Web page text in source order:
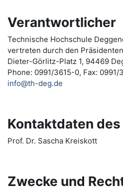
Verantwortlicher
Technische Hochschule
vertreten durch den
Dieter-Görlitz-Platz 1, 94469
Phone: 0991/3615-0, Fax: 0991/
info@th-deg.de
Kontaktdaten
Prof. Dr. Sascha Kreiskott
Zwecke und